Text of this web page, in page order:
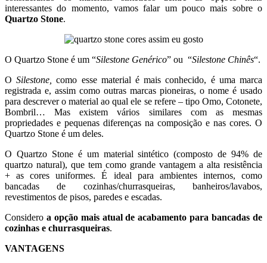
interessantes do momento, vamos falar um pouco mais sobre o
Quartzo Stone.
O Quartzo Stone é um “Silestone Genérico” ou “Silestone Chinês“.
O Silestone,
como esse material é mais conhecido, é uma marca
registrada e, assim como outras marcas pioneiras, o nome é usado
para descrever o material ao qual ele se refere – tipo Omo, Cotonete,
Bombril… Mas existem vários similares com as mesmas
propriedades e pequenas diferenças na composição e nas cores. O
Quartzo Stone é um deles.
O Quartzo Stone é um material sintético (composto de 94% de
quartzo natural), que tem como grande vantagem a alta resistência
+ as cores uniformes. É ideal para ambientes internos, como
bancadas de cozinhas/churrasqueiras, banheiros/lavabos,
revestimentos de pisos, paredes e escadas.
Considero a opção mais atual de acabamento para bancadas de
cozinhas e churrasqueiras.
VANTAGENS